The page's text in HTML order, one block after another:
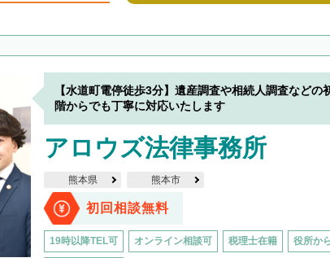
【水道町電停徒歩3分】遺産調査や相続人調査などの
階からでも丁寧に対応いたします
アロウズ法律事務所
熊本県 熊本市
初回相談無料
19時以降TEL可 オンライン相談可 税理士在籍 役所か